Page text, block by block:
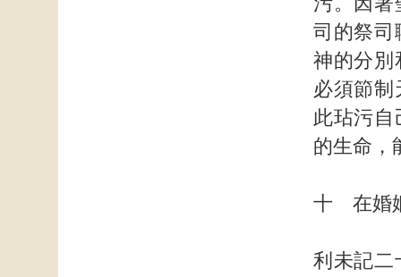
司的祭司
神的分別
必須節制
此玷污自
的生命，
十 在婚
利未記二